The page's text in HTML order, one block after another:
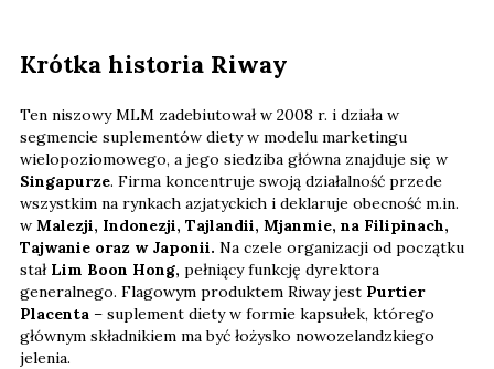
Krótka historia Riway
Ten niszowy MLM zadebiutował w 2008 r. i działa w
segmencie suplementów diety w modelu marketingu
wielopoziomowego, a jego siedziba główna znajduje się w
Singapurze. Firma koncentruje swoją działalność przede
wszystkim na rynkach azjatyckich i deklaruje obecność m.in.
w Malezji, Indonezji, Tajlandii, Mjanmie, na Filipinach,
Tajwanie oraz w Japonii. Na czele organizacji od początku
stał Lim Boon Hong, pełniący funkcję dyrektora
generalnego. Flagowym produktem Riway jest Purtier
Placenta – suplement diety w formie kapsułek, którego
głównym składnikiem ma być łożysko nowozelandzkiego
jelenia.